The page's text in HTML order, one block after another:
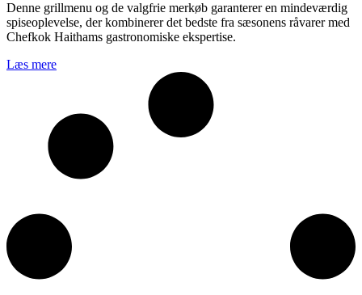
Denne grillmenu og de valgfrie merkøb garanterer en mindeværdig
spiseoplevelse, der kombinerer det bedste fra sæsonens råvarer med
Chefkok Haithams gastronomiske ekspertise.
Læs mere